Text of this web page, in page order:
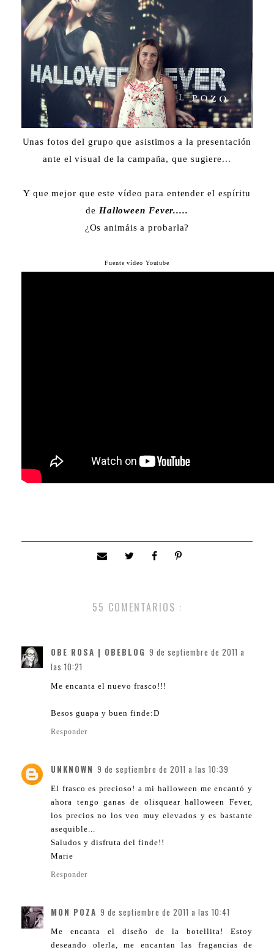
Unas fotos del grupo que asistimos a la presentación
ante el visual de la campaña, que sugiere...
Y que mejor que este vídeo para entender el espíritu
de Halloween Fever.....
¿Os animáis a probarla?
Fuente vídeo Youtube
55 COMENTARIOS :
OBE ROSA | OBEBLOG 9 de septiembre de 2011 a
las 10:21
Me encanta el nuevo frasco!!!
Besos guapa y buen finde:D
Responder
UNKNOWN 9 de septiembre de 2011 a las 10:39
El frasco es precioso! a mi halloween me encantó y
ahora tengo ganas de olisquear halloween Fever,
los precios no los veo muy elevados y es bastante
asequible...
Saludos y disfruta del finde!!
Marie
Responder
MON POZA 9 de septiembre de 2011 a las 10:41
Me encanta el diseño de la botellita! Estoy
deseando olerla, me encantan las fragancias de